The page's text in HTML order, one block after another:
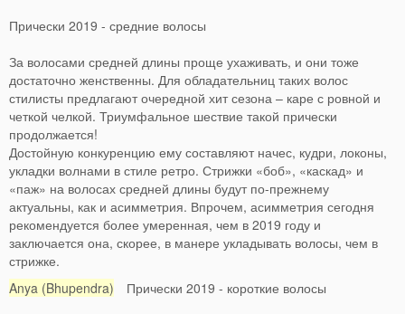
Прически 2019 - средние волосы
За волосами средней длины проще ухаживать, и они тоже
достаточно женственны. Для обладательниц таких волос
стилисты предлагают очередной хит сезона – каре с ровной и
четкой челкой. Триумфальное шествие такой прически
продолжается!
Достойную конкуренцию ему составляют начес, кудри, локоны,
укладки волнами в стиле ретро. Стрижки «боб», «каскад» и
«паж» на волосах средней длины будут по-прежнему
актуальны, как и асимметрия. Впрочем, асимметрия сегодня
рекомендуется более умеренная, чем в 2019 году и
заключается она, скорее, в манере укладывать волосы, чем в
стрижке.
Anya (Bhupendra) Прически 2019 - короткие волосы